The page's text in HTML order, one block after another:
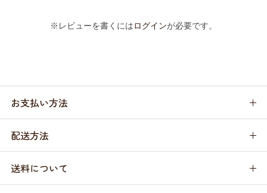
※レビューを書くにはログインが必要です。
お支払い方法
配送方法
送料について